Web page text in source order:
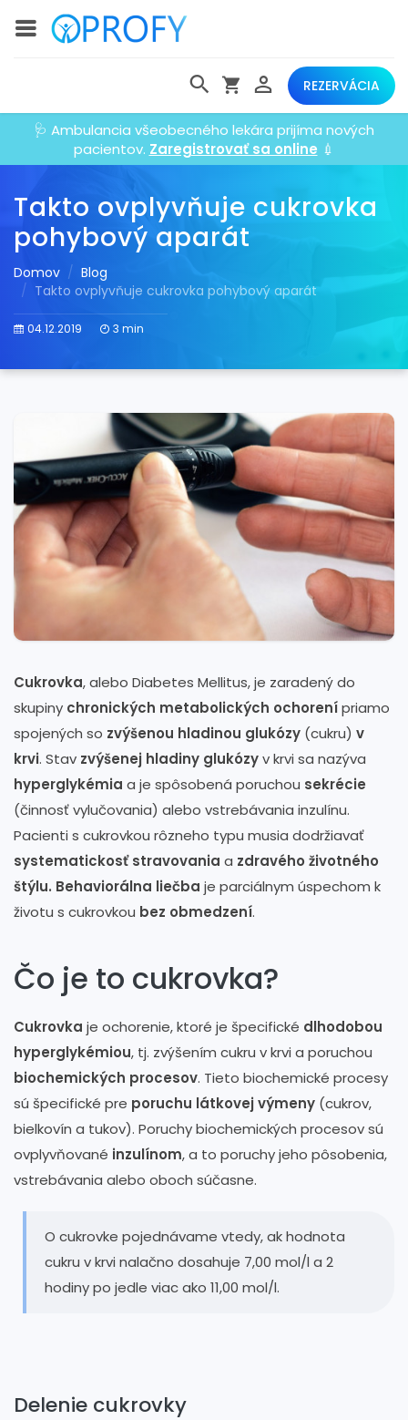
REZERVÁCIA
🩺 Ambulancia všeobecného lekára prijíma nových
pacientov. Zaregistrovať sa online 💉
Takto ovplyvňuje cukrovka
pohybový aparát
Domov
Blog
Takto ovplyvňuje cukrovka pohybový aparát
04.12.2019 3 min
Cukrovka, alebo Diabetes Mellitus, je zaradený do
skupiny chronických metabolických ochorenípriamo
spojených so zvýšenou hladinou glukózy (cukru) v
krvi. Stav zvýšenej hladiny glukózyv krvi sa nazýva
hyperglykémia a je spôsobená poruchou sekrécie
(činnosť vylučovania) alebo vstrebávania inzulínu.
Pacienti s cukrovkou rôzneho typu musia dodržiavať
systematickosť stravovania a zdravého životného
štýlu. Behaviorálna liečba je parciálnym úspechom k
životu s cukrovkou bez obmedzení.
Čo je to cukrovka?
Cukrovka je ochorenie, ktoré je špecifické dlhodobou
hyperglykémiou, tj. zvýšením cukru v krvi a poruchou
biochemických procesov. Tieto biochemické procesy
sú špecifické pre poruchu látkovej výmeny (cukrov,
bielkovín a tukov). Poruchy biochemických procesov sú
ovplyvňované inzulínom, a to poruchy jeho pôsobenia,
vstrebávania alebo oboch súčasne.
O cukrovke pojednávame vtedy, ak hodnota
cukru v krvi nalačno dosahuje 7,00 mol/l a 2
hodiny po jedle viac ako 11,00 mol/l.
Delenie cukrovky